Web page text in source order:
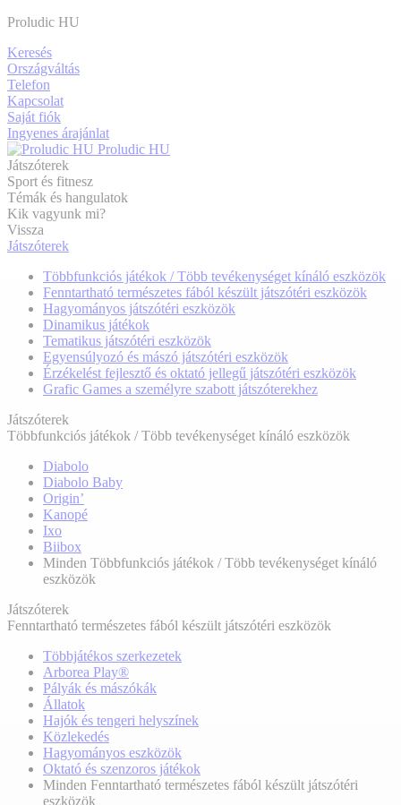
Proludic HU
Keresés
Országváltás
Telefon
Kapcsolat
Saját fiók
Ingyenes árajánlat
Proludic HU
Játszóterek
Sport és fitnesz
Témák és hangulatok
Kik vagyunk mi?
Vissza
Játszóterek
Többfunkciós játékok / Több tevékenységet kínáló eszközök
Fenntartható természetes fából készült játszótéri eszközök
Hagyományos játszótéri eszközök
Dinamikus játékok
Tematikus játszótéri eszközök
Egyensúlyozó és mászó játszótéri eszközök
Érzékelést fejlesztő és oktató jellegű játszótéri eszközök
Grafic Games a személyre szabott játszóterekhez
Játszóterek
Többfunkciós játékok / Több tevékenységet kínáló eszközök
Diabolo
Diabolo Baby
Origin’
Kanopé
Ixo
Biibox
Minden Többfunkciós játékok / Több tevékenységet kínáló
eszközök
Játszóterek
Fenntartható természetes fából készült játszótéri eszközök
Többjátékos szerkezetek
Arborea Play®
Pályák és mászókák
Állatok
Hajók és tengeri helyszínek
Közlekedés
Hagyományos eszközök
Oktató és szenzoros játékok
Minden Fenntartható természetes fából készült játszótéri
eszközök